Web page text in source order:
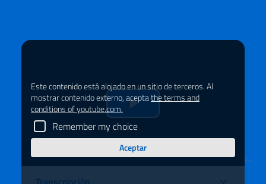
Este contenido está alojado en un sitio de terceros. Al
mostrar contenido externo, aceptathe terms and
conditions of youtube.com.
Remember my choice
Aceptar
Riprduci
il
video